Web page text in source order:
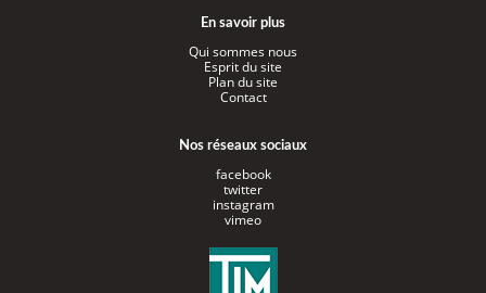
En savoir plus
Qui sommes nous
Esprit du site
Plan du site
Contact
Nos réseaux sociaux
facebook
twitter
instagram
vimeo